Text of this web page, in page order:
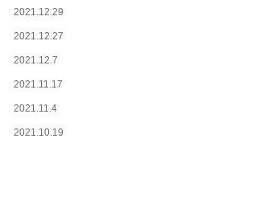
2021.12.29
2021.12.27
2021.12.7
2021.11.17
2021.11.4
2021.10.19